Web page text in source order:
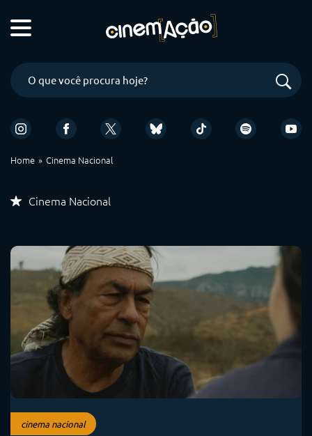
Home Cinema Nacional
Cinema Nacional
cinema nacional